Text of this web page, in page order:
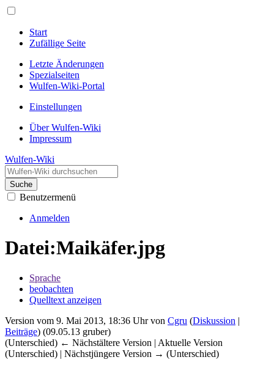
Start
Zufällige Seite
Letzte Änderungen
Spezialseiten
Wulfen-Wiki-Portal
Einstellungen
Über Wulfen-Wiki
Impressum
Wulfen-Wiki
Suche
Benutzermenü
Anmelden
Datei:Maikäfer.jpg
Sprache
beobachten
Quelltext anzeigen
Version vom 9. Mai 2013, 18:36 Uhr von Cgru (Diskussion |
Beiträge) (09.05.13 gruber)
(Unterschied) ← Nächstältere Version | Aktuelle Version
(Unterschied) | Nächstjüngere Version → (Unterschied)